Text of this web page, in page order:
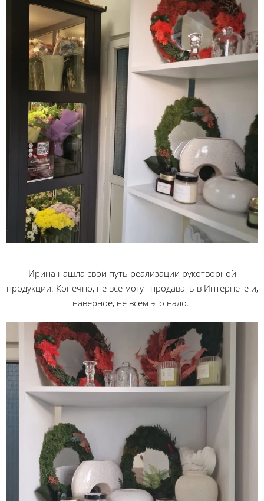
Ирина нашла свой путь реализации рукотворной
продукции. Конечно, не все могут продавать в Интернете и,
наверное, не всем это надо.